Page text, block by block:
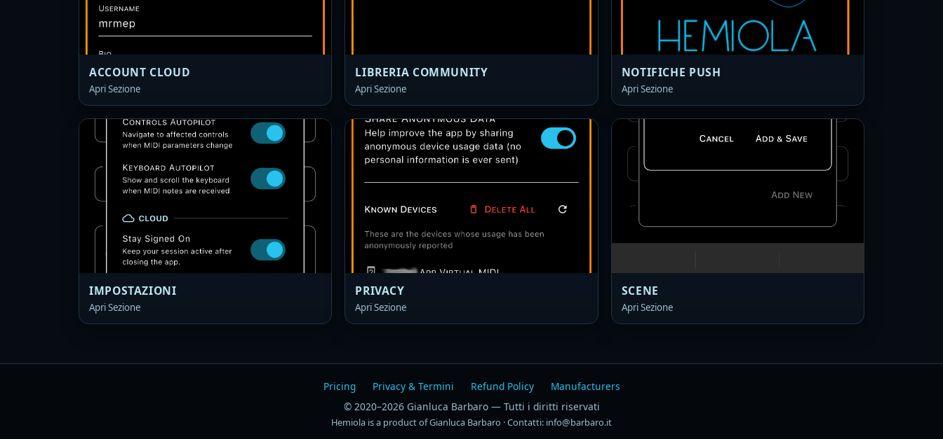
ACCOUNT CLOUD
Apri Sezione
LIBRERIA COMMUNITY
Apri Sezione
NOTIFICHE PUSH
Apri Sezione
IMPOSTAZIONI
Apri Sezione
PRIVACY
Apri Sezione
SCENE
Apri Sezione
Pricing Privacy & Termini Refund Policy
Manufacturers
© 2020–2026 Gianluca Barbaro — Tutti i diritti riservati
Hemiola is a product of Gianluca Barbaro · Contatti: info@barbaro.it